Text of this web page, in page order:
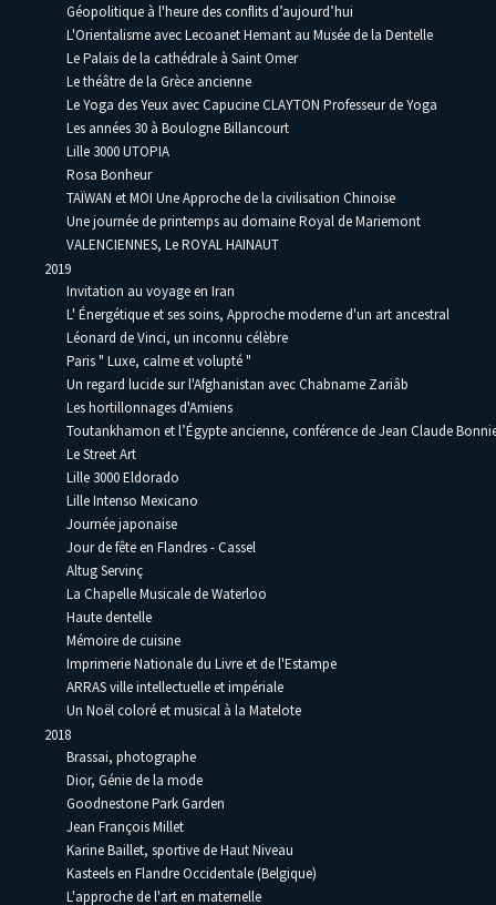
Géopolitique à l'heure des conflits d’aujourd’hui
L'Orientalisme avec Lecoanet Hemant au Musée de la Dentelle
Le Palais de la cathédrale à Saint Omer
Le théâtre de la Grèce ancienne
Le Yoga des Yeux avec Capucine CLAYTON Professeur de Yoga
Les années 30 à Boulogne Billancourt
Lille 3000 UTOPIA
Rosa Bonheur
TAÏWAN et MOI Une Approche de la civilisation Chinoise
Une journée de printemps au domaine Royal de Mariemont
VALENCIENNES, Le ROYAL HAINAUT
2019
Invitation au voyage en Iran
L' Énergétique et ses soins, Approche moderne d'un art ancestral
Léonard de Vinci, un inconnu célèbre
Paris " Luxe, calme et volupté "
Un regard lucide sur l'Afghanistan avec Chabname Zariâb
Les hortillonnages d'Amiens
Toutankhamon et l’Égypte ancienne, conférence de Jean Claude
Le Street Art
Lille 3000 Eldorado
Lille Intenso Mexicano
Journée japonaise
Jour de fête en Flandres - Cassel
Altug Servinç
La Chapelle Musicale de Waterloo
Haute dentelle
Mémoire de cuisine
Imprimerie Nationale du Livre et de l'Estampe
ARRAS ville intellectuelle et impériale
Un Noël coloré et musical à la Matelote
2018
Brassai, photographe
Dior, Génie de la mode
Goodnestone Park Garden
Jean François Millet
Karine Baillet, sportive de Haut Niveau
Kasteels en Flandre Occidentale (Belgique)
L'approche de l'art en maternelle